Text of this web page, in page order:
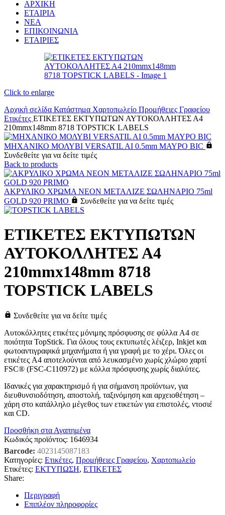
ΑΡΧΙΚΗ
ΕΤΑΙΡΙΑ
ΝΕΑ
ΕΠΙΚΟΙΝΩΝΙΑ
ΕΤΑΙΡΙΕΣ
Click to enlarge
Αρχική σελίδα Κατάστημα Χαρτοπωλείο Προμήθειες Γραφείου
Ετικέτες ΕΤΙΚΕΤΕΣ ΕΚΤΥΠΩΤΩΝ ΑΥΤΟΚΟΛΛΗΤΕΣ Α4
210mmx148mm 8718 TOPSTICK LABELS
ΜΗΧΑΝΙΚΟ ΜΟΛΥΒΙ VERSATIL AI 0.5mm ΜΑΥΡΟ BIC
Συνδεθείτε για να δείτε τιμές
Back to products
ΑΚΡΥΛΙΚΟ ΧΡΩΜΑ ΝΕΟΝ ΜΕΤΑΛΙΖΕ ΣΩΛΗΝΑΡΙΟ 75ml
GOLD 920 PRIMO
Συνδεθείτε για να δείτε τιμές
ΕΤΙΚΕΤΕΣ ΕΚΤΥΠΩΤΩΝ
ΑΥΤΟΚΟΛΛΗΤΕΣ Α4
210mmx148mm 8718
TOPSTICK LABELS
Συνδεθείτε για να δείτε τιμές
Αυτοκόλλητες ετικέτες μόνιμης πρόσφυσης σε φύλλα A4 σε
ποιότητα TopStick. Για όλους τους εκτυπωτές λέιζερ, Inkjet και
φωτοαντιγραφικά μηχανήματα ή για γραφή με το χέρι. Όλες οι
ετικέτες A4 αποτελούνται από λευκασμένο χωρίς χλώριο χαρτί
FSC® (FSC-C110972) με κόλλα πρόσφυσης χωρίς διαλύτες.
Ιδανικές για χαρακτηρισμό ή για σήμανση προϊόντων, για
διευθυνσιοδότηση, αποστολή, ταξινόμηση και αρχειοθέτηση –
χάρη στο κατάλληλο μέγεθος των ετικετών για επιστολές, ντοσιέ
και CD.
Προσθήκη στα Αγαπημένα
Κωδικός προϊόντος: 1646934
Barcode: 4023145087183
Κατηγορίες: Ετικέτες, Προμήθειες Γραφείου, Χαρτοπωλείο
Ετικέτες: ΕΚΤΥΠΩΣΗ, ΕΤΙΚΕΤΕΣ
Share:
Περιγραφή
Επιπλέον πληροφορίες